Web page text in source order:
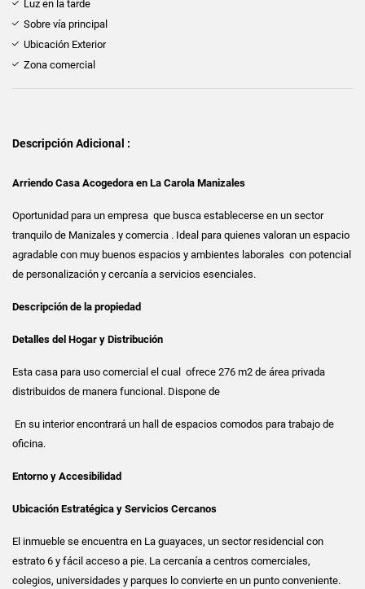
Luz en la tarde
Sobre vía principal
Ubicación Exterior
Zona comercial
Descripción Adicional :
Arriendo Casa Acogedora en La Carola Manizales
Oportunidad para un empresa que busca establecerse en un sector
tranquilo de Manizales y comercia . Ideal para quienes valoran un espacio
agradable con muy buenos espacios y ambientes laborales con potencial
de personalización y cercanía a servicios esenciales.
Descripción de la propiedad
Detalles del Hogar y Distribución
Esta casa para uso comercial el cual ofrece 276 m2 de área privada
distribuidos de manera funcional. Dispone de
En su interior encontrará un hall de espacios comodos para trabajo de
oficina.
Entorno y Accesibilidad
Ubicación Estratégica y Servicios Cercanos
El inmueble se encuentra en La guayaces, un sector residencial con
estrato 6 y fácil acceso a pie. La cercanía a centros comerciales,
colegios, universidades y parques lo convierte en un punto conveniente.